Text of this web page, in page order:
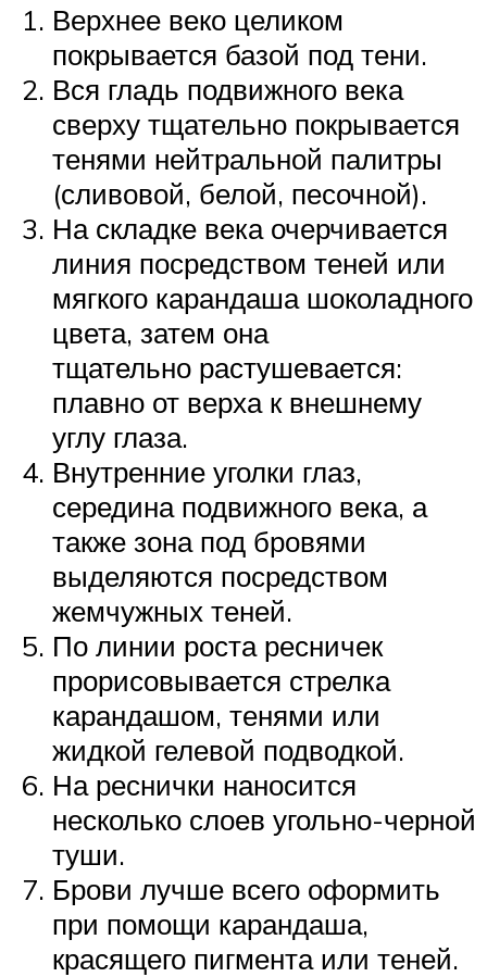
Верхнее веко целиком
покрывается базой под тени.
Вся гладь подвижного века
сверху тщательно покрывается
тенями нейтральной палитры
(сливовой, белой, песочной).
На складке века очерчивается
линия посредством теней или
мягкого карандаша шоколадного
цвета, затем она
тщательно растушевается:
плавно от верха к внешнему
углу глаза.
Внутренние уголки глаз,
середина подвижного века, а
также зона под бровями
выделяются посредством
жемчужных теней.
По линии роста ресничек
прорисовывается стрелка
карандашом, тенями или
жидкой гелевой подводкой.
На реснички наносится
несколько слоев угольно-черной
туши.
Брови лучше всего оформить
при помощи карандаша,
красящего пигмента или теней.